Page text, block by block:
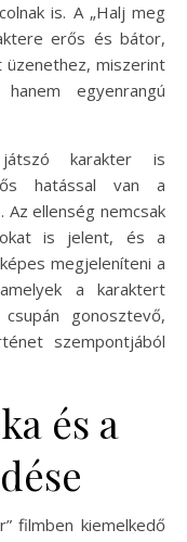
is. A „Halj meg
erős és bátor,
miszerint
egyenrangú
karakter is
hatással van a
ellenség nemcsak
is jelent, és a
megjeleníteni a
a karaktert
gonosztevő,
szempontjából
és a
filmben kiemelkedő